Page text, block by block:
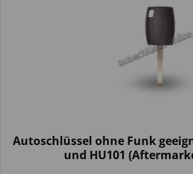
Autoschlüssel ohne Funk
und HU101